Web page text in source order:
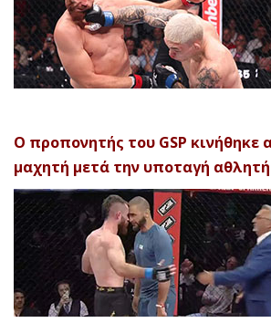
Ο προπονητής του GSP κινήθηκε
μαχητή μετά την υποταγή